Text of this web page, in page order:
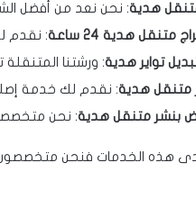
هدية: نحن نعد من أفضل
هدية 24 ساعة
: نقدم
تواير هدية: ورشتنا المتنقلة
متنقل هدية: نقدم لك خدمة
بنشر متنقل هدية: نحن
هذه الخدمات فنحن